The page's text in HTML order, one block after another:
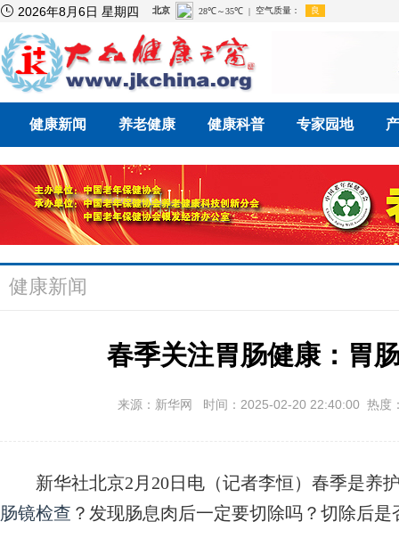
 2026年8月6日 星期四
健康新闻 养老健康 健康科普 专家园地
健康新闻
春季关注胃肠健康：胃
来源：新华网 时间：2025-02-20 22:40:00 热度
新华社北京2月20日电（记者李恒）春季是养
肠镜检查 ？发现肠息肉后一定要切除吗？切除后